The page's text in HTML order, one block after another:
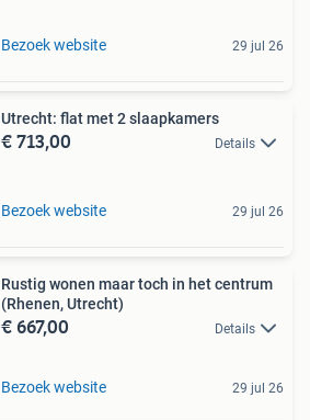
Bezoek website 29 jul 26
Utrecht: flat met 2 slaapkamers
€ 713,00 Details
Bezoek website 29 jul 26
Rustig wonen maar toch in het centrum
(Rhenen, Utrecht)
€ 667,00 Details
Bezoek website 29 jul 26